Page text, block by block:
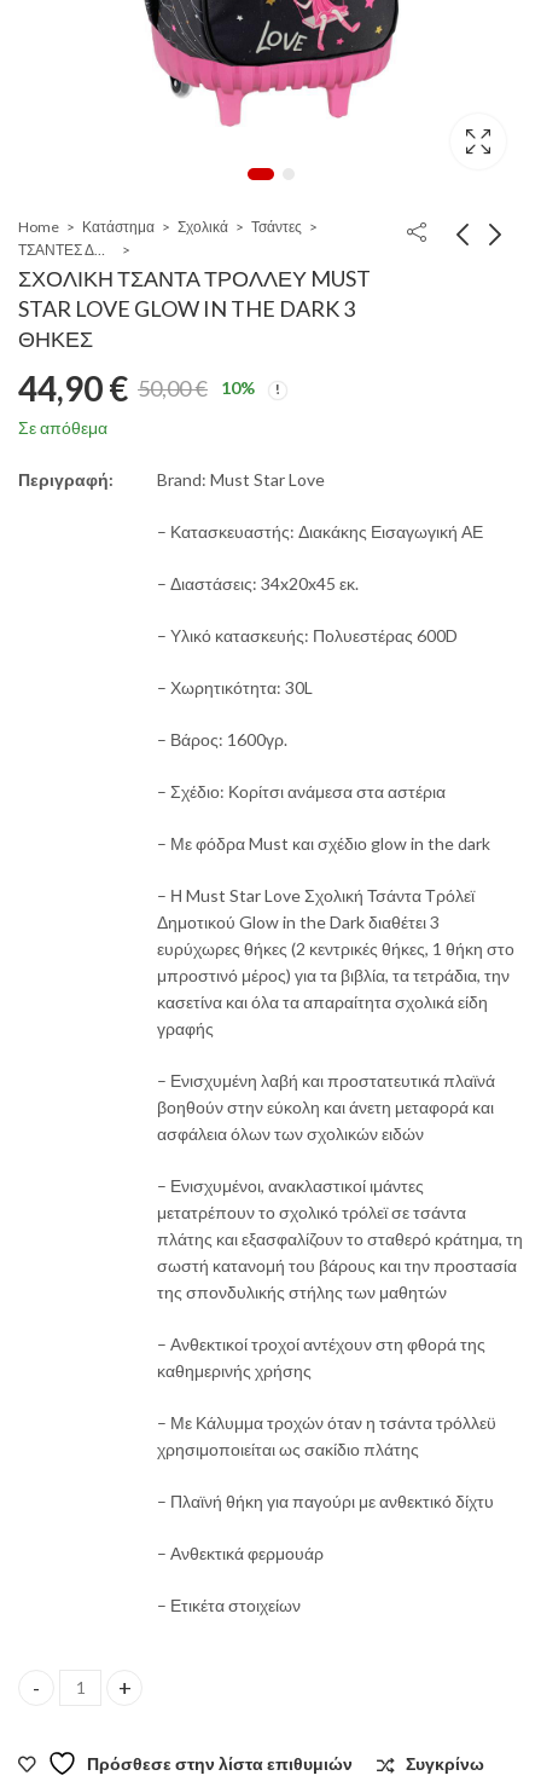
Home Κατάστημα Σχολικά
Τσάντες
ΣΧΟΛΙΚΗ ΤΣΑΝΤΑ ΤΡΟΛΛΕΥ MUST
STAR LOVE GLOW IN THE DARK 3
ΘΗΚΕΣ
50,00€
Original
price
44,90€
Η
τρέχουσα
10%
Σε απόθεμα
Περιγραφή: Brand: Must Star Love
– Κατασκευαστής: Διακάκης Εισαγωγική ΑΕ
– Διαστάσεις: 34x20x45 εκ.
– Υλικό κατασκευής: Πολυεστέρας 600D
– Χωρητικότητα: 30L
– Βάρος: 1600γρ.
– Σχέδιο: Κορίτσι ανάμεσα στα αστέρια
– Με φόδρα Must και σχέδιο glow in the dark
– Η Must Star Love Σχολική Τσάντα Τρόλεϊ
Δημοτικού Glow in the Dark διαθέτει 3
ευρύχωρες θήκες (2 κεντρικές θήκες, 1 θήκη στο
μπροστινό μέρος) για τα βιβλία, τα τετράδια, την
κασετίνα και όλα τα απαραίτητα σχολικά είδη
γραφής
– Ενισχυμένη λαβή και προστατευτικά πλαϊνά
βοηθούν στην εύκολη και άνετη μεταφορά και
ασφάλεια όλων των σχολικών ειδών
– Ενισχυμένοι, ανακλαστικοί ιμάντες
μετατρέπουν το σχολικό τρόλεϊ σε τσάντα
πλάτης και εξασφαλίζουν το σταθερό κράτημα, τη
σωστή κατανομή του βάρους και την προστασία
της σπονδυλικής στήλης των μαθητών
– Ανθεκτικοί τροχοί αντέχουν στη φθορά της
καθημερινής χρήσης
– Με Κάλυμμα τροχών όταν η τσάντα τρόλλεϋ
χρησιμοποιείται ως σακίδιο πλάτης
– Πλαϊνή θήκη για παγούρι με ανθεκτικό δίχτυ
– Ανθεκτικά φερμουάρ
– Ετικέτα στοιχείων
ΣΧΟΛΙΚΗ ΤΣΑΝΤΑ ΤΡΟΛΛΕΥ MUST STAR LOVE GLOW IN THE
Πρόσθεσε στην λίστα επιθυμιών Συγκρίνω